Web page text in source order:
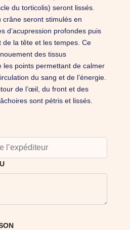
du torticolis) seront lissés.
crâne seront stimulés en
d’acupression profondes puis
de la tête et les tempes. Ce
des tissus
les points permettant de calmer
du sang et de l’énergie.
de l’œil, du front et des
sont pétris et lissés.